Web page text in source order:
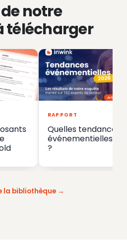
notre
télécharger
RAPPORT
Quelles tendances
événementielles en
?
la bibliothèque